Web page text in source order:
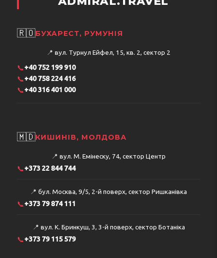
🇷🇴БУХАРЕСТ, РУМУНІЯ
📍 вул. Турнул Ейфел, 15, кв. 2, сектор 2
📞+40 752 199 910
📞+40 758 224 416
📞+40 316 401 000
🇲🇩КИШИНІВ, МОЛДОВА
📍 вул. М. Емінеску, 74, сектор Центр
📞+373 22 844 744
📍 бул. Москва, 9/5, 2-й поверх, сектор Ришканівка
📞+373 79 874 111
📍 вул. К. Бринкуш, 3, 3-й поверх, сектор Ботаніка
📞+373 79 115 579